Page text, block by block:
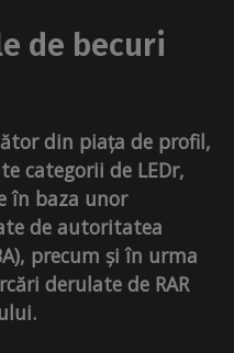
de becuri
din piața de profil,
categorii de LEDr,
în baza unor
de autoritatea
precum și în urma
derulate de RAR